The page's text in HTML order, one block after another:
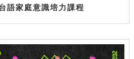
語家庭意識培力課程